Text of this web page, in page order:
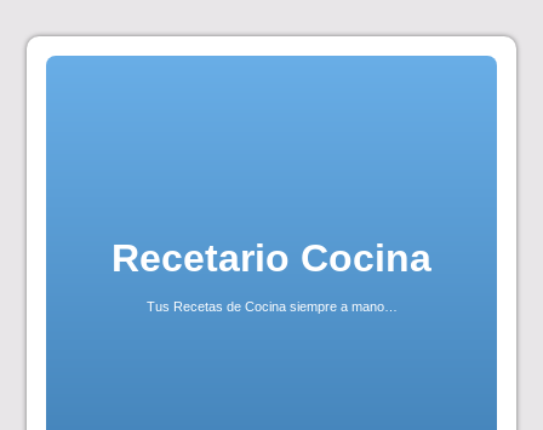
Skip
Recetario Cocina
Tus Recetas de Cocina siempre a mano…